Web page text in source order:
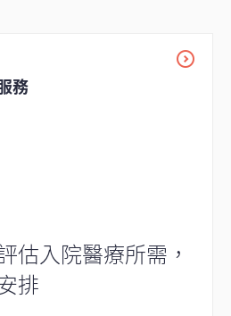
務
估入院醫療所需，
排